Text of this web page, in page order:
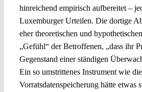
hinreichend empirisch aufbereitet –
Luxemburger Urteilen. Die dortige
eher theoretischen und
„Gefühl“ der Betroffenen, „dass ihr
Gegenstand einer ständigen
Ein so umstrittenes Instrument wie die
Vorratsdatenspeicherung hätte etwas